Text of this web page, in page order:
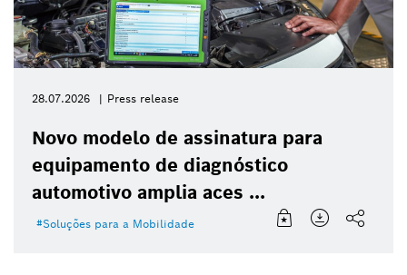
28.07.2026 Press release
Novo modelo de assinatura para
equipamento de diagnóstico
automotivo amplia aces ...
Soluções para a Mobilidade